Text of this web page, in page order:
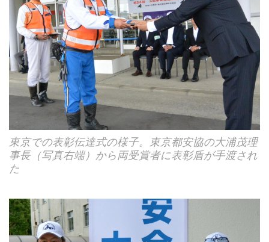
東京での表彰伝達式の様子。東京都安協の大浦茂理
事長（写真右端）から両受賞者に表彰盾が手渡され
た